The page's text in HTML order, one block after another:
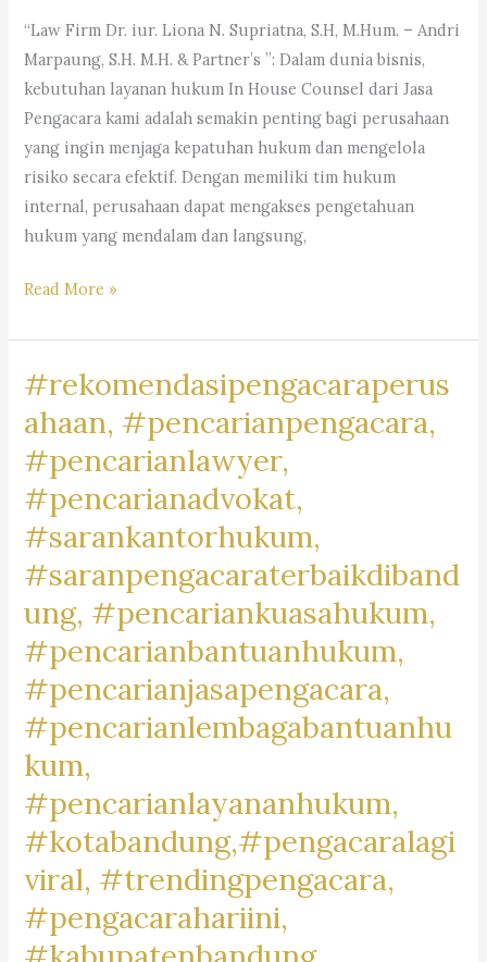
“Law Firm Dr. iur. Liona N. Supriatna, S.H, M.Hum. – Andri
Marpaung, S.H. M.H. & Partner’s ”: Dalam dunia bisnis,
kebutuhan layanan hukum In House Counsel dari Jasa
Pengacara kami adalah semakin penting bagi perusahaan
yang ingin menjaga kepatuhan hukum dan mengelola
risiko secara efektif. Dengan memiliki tim hukum
internal, perusahaan dapat mengakses pengetahuan
hukum yang mendalam dan langsung,
#rekomendasikantorhukumbisnis,
#jasapengacaraperusahaan,
#pencariankantoradvokat,
#lawyertiktok,
#rekomendasipengacara,
#rekomendasilawyer,
#beranda,
#pengacaratrendingdibandung,
#pengacaralagiviraldicimahi,
#pengacarapalingbanyakdicari,
#pengacaratanah,
#pengacarashm,
#aktivitaslawyer,
#caripengacaradigoogle,
#pengacarapalingtop,
#googletrend,
#googletrending,
Read More »
#rekomendasipengacaraperus
ahaan, #pencarianpengacara,
#pencarianlawyer,
#pencarianadvokat,
#sarankantorhukum,
#saranpengacaraterbaikdiband
ung, #pencariankuasahukum,
#pencarianbantuanhukum,
#pencarianjasapengacara,
#pencarianlembagabantuanhu
kum,
#pencarianlayananhukum,
#kotabandung,#pengacaralagi
viral, #trendingpengacara,
#pengacarahariini,